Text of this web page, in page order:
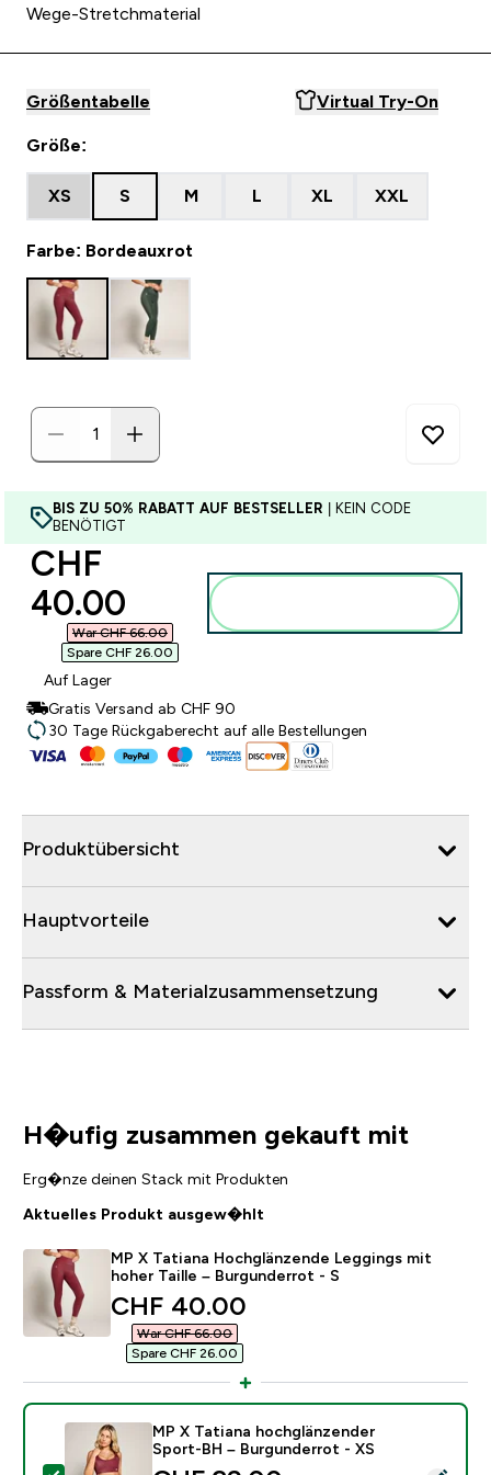
Wege-Stretchmaterial
Größentabelle Virtual Try-On
Größe:
XS S M L XL XXL
Farbe: Bordeauxrot
BIS ZU 50% RABATT AUF BESTSELLER | KEIN CODE
BENÖTIGT
discounted price
CHF
40.00‎
War CHF 66.00‎
Spare CHF 26.00‎
Auf Lager
Gratis Versand ab CHF 90
30 Tage Rückgaberecht auf alle Bestellungen
Produktübersicht
Hauptvorteile
Passform & Materialzusammensetzung
H�ufig zusammen gekauft mit
Erg�nze deinen Stack mit Produkten
Aktuelles Produkt ausgew�hlt
MP X Tatiana Hochglänzende Leggings mit
hoher Taille – Burgunderrot - S
discounted price
CHF 40.00‎
War CHF 66.00‎
Spare CHF 26.00‎
MP X Tatiana hochglänzender
Sport-BH – Burgunderrot - XS